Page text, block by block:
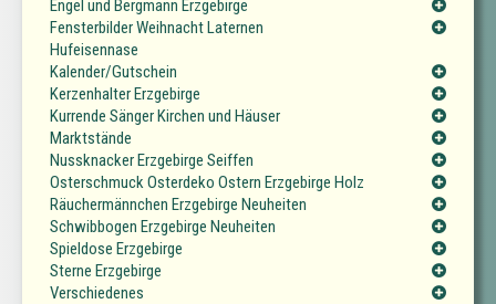
Engel und Bergmann Erzgebirge
Fensterbilder Weihnacht Laternen
Hufeisennase
Kalender/Gutschein
Kerzenhalter Erzgebirge
Kurrende Sänger Kirchen und Häuser
Marktstände
Nussknacker Erzgebirge Seiffen
Osterschmuck Osterdeko Ostern Erzgebirge Holz
Räuchermännchen Erzgebirge Neuheiten
Schwibbogen Erzgebirge Neuheiten
Spieldose Erzgebirge
Sterne Erzgebirge
Verschiedenes